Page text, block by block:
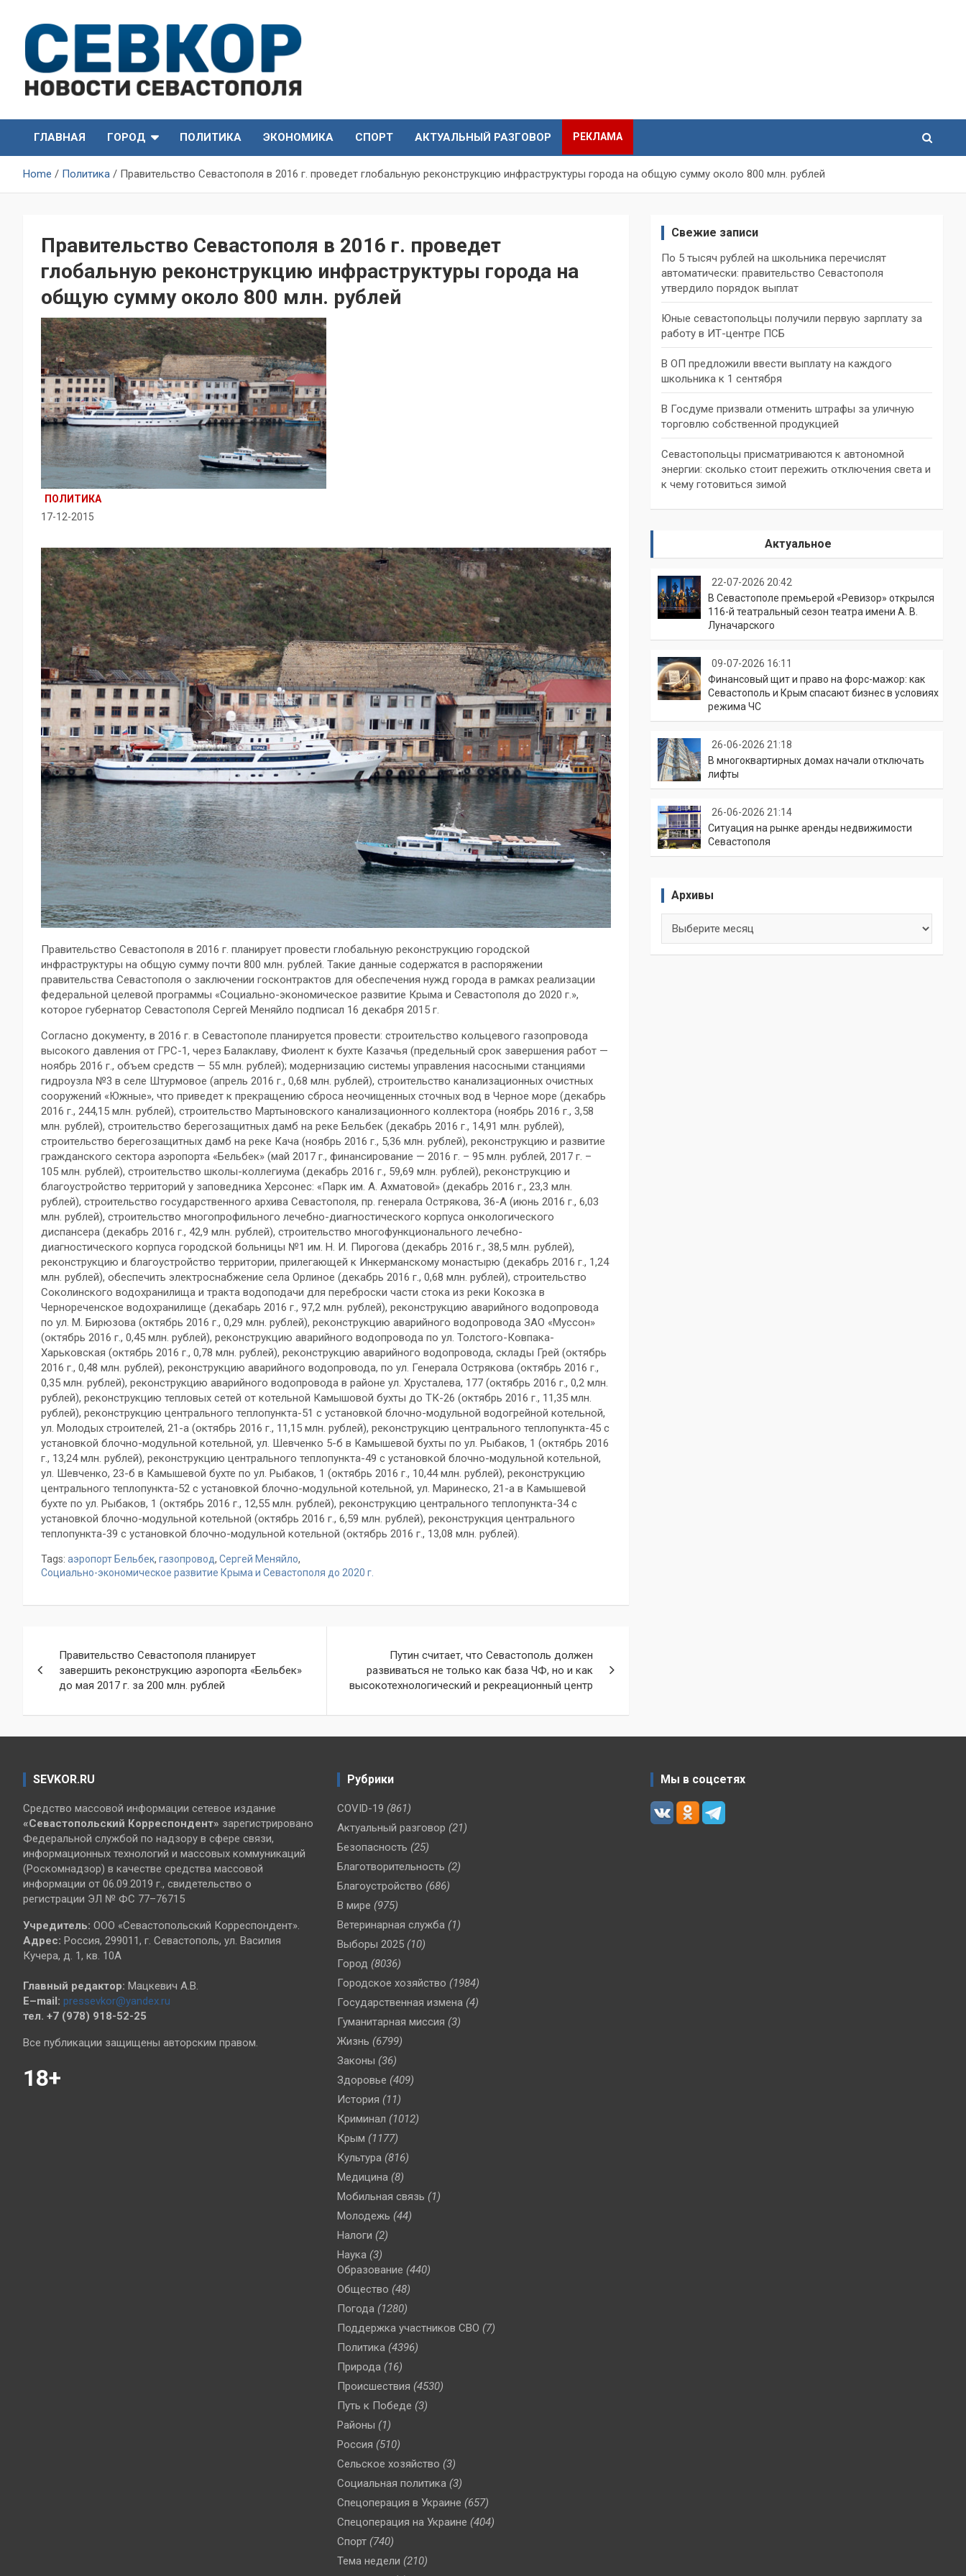
content
СевКор — Новости
Севастополя
Севастополя
ГЛАВНАЯ
ГОРОД ПОЛИТИКА ЭКОНОМИКА СПОРТ АКТУАЛЬНЫЙ РАЗГОВОР РЕКЛАМА
Home Политика Правительство Севастополя в 2016 г. проведет глобальную реконструкцию инфраструктуры города на общую сумму около 800 млн. рублей
Правительство Севастополя в 2016 г. проведет
глобальную реконструкцию инфраструктуры города на
общую сумму около 800 млн. рублей
ПОЛИТИКА
17-12-2015
Правительство Севастополя в 2016 г. планирует провести глобальную реконструкцию городской
инфраструктуры на общую сумму почти 800 млн. рублей. Такие данные содержатся в распоряжении
правительства Севастополя о заключении госконтрактов для обеспечения нужд города в рамках реализации
федеральной целевой программы «Социально-экономическое развитие Крыма и Севастополя до 2020 г.»,
которое губернатор Севастополя Сергей Меняйло подписал 16 декабря 2015 г.
Согласно документу, в 2016 г. в Севастополе планируется провести: строительство кольцевого газопровода
высокого давления от ГРС-1, через Балаклаву, Фиолент к бухте Казачья (предельный срок завершения работ —
ноябрь 2016 г., объем средств — 55 млн. рублей); модернизацию системы управления насосными станциями
гидроузла №3 в селе Штурмовое (апрель 2016 г., 0,68 млн. рублей), строительство канализационных очистных
сооружений «Южные», что приведет к прекращению сброса неочищенных сточных вод в Черное море (декабрь
2016 г., 244,15 млн. рублей), строительство Мартыновского канализационного коллектора (ноябрь 2016 г., 3,58
млн. рублей), строительство берегозащитных дамб на реке Бельбек (декабрь 2016 г., 14,91 млн. рублей),
строительство берегозащитных дамб на реке Кача (ноябрь 2016 г., 5,36 млн. рублей), реконструкцию и развитие
гражданского сектора аэропорта «Бельбек» (май 2017 г., финансирование — 2016 г. – 95 млн. рублей, 2017 г. –
105 млн. рублей), строительство школы-коллегиума (декабрь 2016 г., 59,69 млн. рублей), реконструкцию и
благоустройство территорий у заповедника Херсонес: «Парк им. А. Ахматовой» (декабрь 2016 г., 23,3 млн.
рублей), строительство государственного архива Севастополя, пр. генерала Острякова, 36-А (июнь 2016 г., 6,03
млн. рублей), строительство многопрофильного лечебно-диагностического корпуса онкологического
диспансера (декабрь 2016 г., 42,9 млн. рублей), строительство многофункционального лечебно-
диагностического корпуса городской больницы №1 им. Н. И. Пирогова (декабрь 2016 г., 38,5 млн. рублей),
реконструкцию и благоустройство территории, прилегающей к Инкерманскому монастырю (декабрь 2016 г., 1,24
млн. рублей), обеспечить электроснабжение села Орлиное (декабрь 2016 г., 0,68 млн. рублей), строительство
Соколинского водохранилища и тракта водоподачи для переброски части стока из реки Кокозка в
Чернореченское водохранилище (декабарь 2016 г., 97,2 млн. рублей), реконструкцию аварийного водопровода
по ул. М. Бирюзова (октябрь 2016 г., 0,29 млн. рублей), реконструкцию аварийного водопровода ЗАО «Муссон»
(октябрь 2016 г., 0,45 млн. рублей), реконструкцию аварийного водопровода по ул. Толстого-Ковпака-
Харьковская (октябрь 2016 г., 0,78 млн. рублей), реконструкцию аварийного водопровода, склады Грей (октябрь
2016 г., 0,48 млн. рублей), реконструкцию аварийного водопровода, по ул. Генерала Острякова (октябрь 2016 г.,
0,35 млн. рублей), реконструкцию аварийного водопровода в районе ул. Хрусталева, 177 (октябрь 2016 г., 0,2 млн.
рублей), реконструкцию тепловых сетей от котельной Камышовой бухты до ТК-26 (октябрь 2016 г., 11,35 млн.
рублей), реконструкцию центрального теплопункта-51 с установкой блочно-модульной водогрейной котельной,
ул. Молодых строителей, 21-а (октябрь 2016 г., 11,15 млн. рублей), реконструкцию центрального теплопункта-45 с
установкой блочно-модульной котельной, ул. Шевченко 5-б в Камышевой бухты по ул. Рыбаков, 1 (октябрь 2016
г., 13,24 млн. рублей), реконструкцию центрального теплопункта-49 с установкой блочно-модульной котельной,
ул. Шевченко, 23-б в Камышевой бухте по ул. Рыбаков, 1 (октябрь 2016 г., 10,44 млн. рублей), реконструкцию
центрального теплопункта-52 с установкой блочно-модульной котельной, ул. Маринеско, 21-а в Камышевой
бухте по ул. Рыбаков, 1 (октябрь 2016 г., 12,55 млн. рублей), реконструкцию центрального теплопункта-34 с
установкой блочно-модульной котельной (октябрь 2016 г., 6,59 млн. рублей), реконструкция центрального
теплопункта-39 с установкой блочно-модульной котельной (октябрь 2016 г., 13,08 млн. рублей).
Tags: аэропорт Бельбек, газопровод, Сергей Меняйло,
Социально-экономическое развитие Крыма и Севастополя до 2020 г.
по
записям
Правительство Севастополя планирует
завершить реконструкцию аэропорта «Бельбек»
до мая 2017 г. за 200 млн. рублей
Путин считает, что Севастополь должен
развиваться не только как база ЧФ, но и как
высокотехнологический и рекреационный центр
Свежие записи
По 5 тысяч рублей на школьника перечислят
автоматически: правительство Севастополя
утвердило порядок выплат
Юные севастопольцы получили первую зарплату за
работу в ИТ-центре ПСБ
В ОП предложили ввести выплату на каждого
школьника к 1 сентября
В Госдуме призвали отменить штрафы за уличную
торговлю собственной продукцией
Севастопольцы присматриваются к автономной
энергии: сколько стоит пережить отключения света и
к чему готовиться зимой
Актуальное
22-07-2026 20:42
В Севастополе премьерой «Ревизор» открылся
116-й театральный сезон театра имени А. В.
Луначарского
09-07-2026 16:11
Финансовый щит и право на форс-мажор: как
Севастополь и Крым спасают бизнес в условиях
режима ЧС
26-06-2026 21:18
В многоквартирных домах начали отключать
лифты
26-06-2026 21:14
Ситуация на рынке аренды недвижимости
Севастополя
Архивы
SEVKOR.RU
Средство массовой информации сетевое издание
«Севастопольский Корреспондент» зарегистрировано
Федеральной службой по надзору в сфере связи,
информационных технологий и массовых коммуникаций
(Роскомнадзор) в качестве средства массовой
информации от 06.09.2019 г., свидетельство о
регистрации ЭЛ № ФС 77–76715
Учредитель: ООО «Севастопольский Корреспондент».
Адрес: Россия, 299011, г. Севастополь, ул. Василия
Кучера, д. 1, кв. 10А
Главный редактор: Мацкевич А.В.
E–mail: pressevkor@yandex.ru
тел. +7 (978) 918-52-25
Все публикации защищены авторским правом.
18+
Рубрики
COVID-19 (861)
Актуальный разговор (21)
Безопасность (25)
Благотворительность (2)
Благоустройство (686)
В мире (975)
Ветеринарная служба (1)
Выборы 2025 (10)
Город (8036)
Городское хозяйство (1984)
Государственная измена (4)
Гуманитарная миссия (3)
Жизнь (6799)
Законы (36)
Здоровье (409)
История (11)
Криминал (1012)
Крым (1177)
Культура (816)
Медицина (8)
Мобильная связь (1)
Молодежь (44)
Налоги (2)
Наука (3)
Образование (440)
Общество (48)
Погода (1280)
Поддержка участников СВО (7)
Политика (4396)
Природа (16)
Происшествия (4530)
Путь к Победе (3)
Районы (1)
Россия (510)
Сельское хозяйство (3)
Социальная политика (3)
Спецоперация в Украине (657)
Спецоперация на Украине (404)
Спорт (740)
Тема недели (210)
Мы в соцсетях